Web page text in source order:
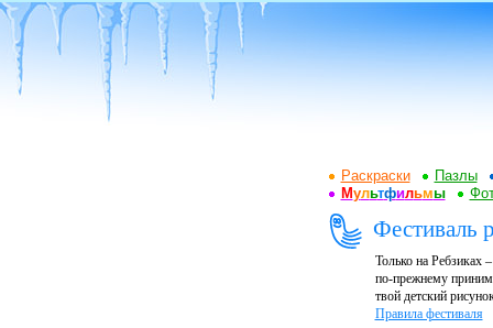
Раскраски
Пазлы
Мультфильмы
Фестиваль
Только на Ребзиках
по-прежнему
твой детский
Правила фестиваля